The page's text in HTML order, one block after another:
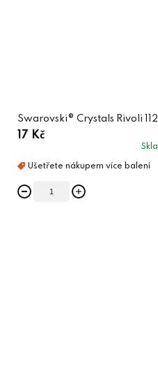
Swarovski® Crystals Rivoli
17 Kč